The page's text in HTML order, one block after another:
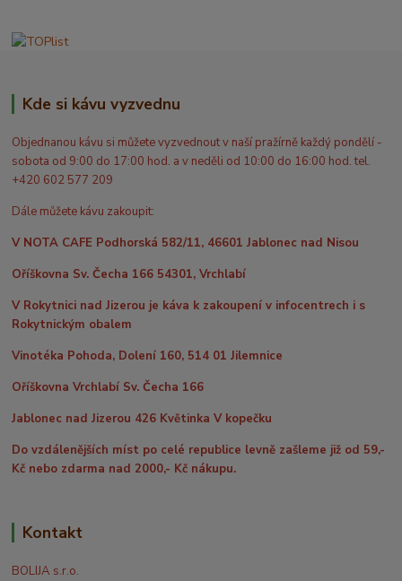
Kde si kávu vyzvednu
Objednanou kávu si můžete vyzvednout v naší pražírně každý pondělí -
sobota od 9:00 do 17:00 hod. a v neděli od 10:00 do 16:00 hod. tel.
+420 602 577 209
Dále můžete kávu zakoupit:
V NOTA CAFE Podhorská 582/11, 46601 Jablonec nad Nisou
Oříškovna Sv. Čecha 166 54301, Vrchlabí
V Rokytnici nad Jizerou je káva k zakoupení v infocentrech i s
Rokytnickým obalem
Vinotéka Pohoda, Dolení 160, 514 01 Jilemnice
Oříškovna Vrchlabí Sv. Čecha 166
Jablonec nad Jizerou 426 Květinka V kopečku
Do vzdálenějších míst po celé republice levně zašleme již od 59,-
Kč nebo zdarma nad 2000,- Kč nákupu.
Kontakt
BOLIJA s.r.o.